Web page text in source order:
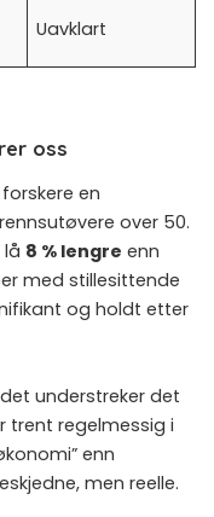
Uavklart
oss
en
over 50.
8 % lengre enn
med stillesittende
og holdt etter
understreker det
trent regelmessig i
enn
men reelle.